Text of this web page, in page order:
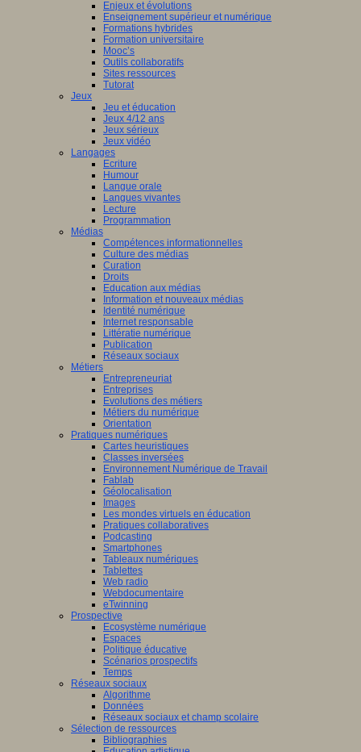
Enjeux et évolutions
Enseignement supérieur et numérique
Formations hybrides
Formation universitaire
Mooc’s
Outils collaboratifs
Sites ressources
Tutorat
Jeux
Jeu et éducation
Jeux 4/12 ans
Jeux sérieux
Jeux vidéo
Langages
Ecriture
Humour
Langue orale
Langues vivantes
Lecture
Programmation
Médias
Compétences informationnelles
Culture des médias
Curation
Droits
Education aux médias
Information et nouveaux médias
Identité numérique
Internet responsable
Littératie numérique
Publication
Réseaux sociaux
Métiers
Entrepreneuriat
Entreprises
Evolutions des métiers
Métiers du numérique
Orientation
Pratiques numériques
Cartes heuristiques
Classes inversées
Environnement Numérique de Travail
Fablab
Géolocalisation
Images
Les mondes virtuels en éducation
Pratiques collaboratives
Podcasting
Smartphones
Tableaux numériques
Tablettes
Web radio
Webdocumentaire
eTwinning
Prospective
Ecosystème numérique
Espaces
Politique éducative
Scénarios prospectifs
Temps
Réseaux sociaux
Algorithme
Données
Réseaux sociaux et champ scolaire
Sélection de ressources
Bibliographies